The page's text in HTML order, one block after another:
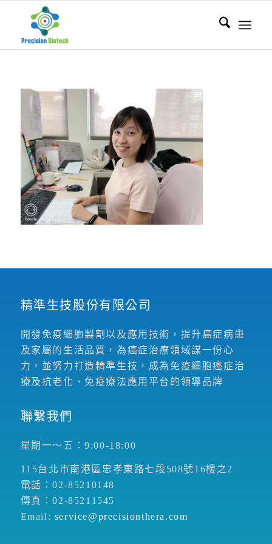
精準生技股份有限公司
開發免疫細胞製劑以及應用技術，提升癌症病患
及家屬的生活品質，為癌症治療領域謀一份心
力，並努力打造精準生技，成為免疫細胞癌症治
療及抗老化、免疫療法應用平台的領導品牌
聯繫我們
星期一～五：9:00-18:00
115台北市南港區忠孝東路七段508號16樓之2
電話：02-85210148
傳真：02-85211545
Email: service@precisionthera.com